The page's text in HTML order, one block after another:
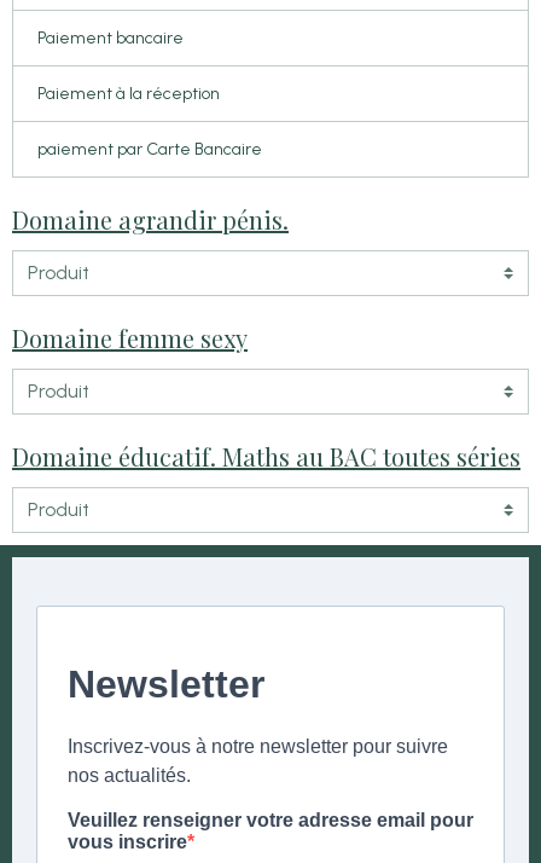
Paiement bancaire
Paiement à la réception
paiement par Carte Bancaire
Domaine agrandir pénis.
Domaine femme sexy
Domaine éducatif. Maths au BAC toutes séries